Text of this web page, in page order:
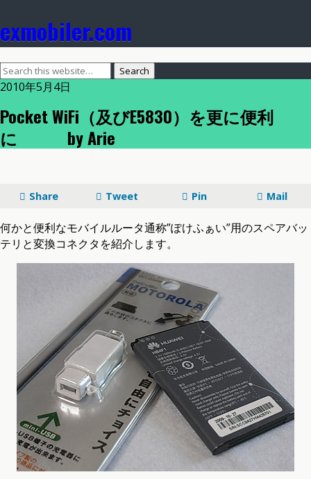
exmobiler.com
2010年5月4日
Pocket WiFi（及びE5830）を更に便利
に by Arie
Share Tweet Pin Mail
何かと便利なモバイルルータ通称”ぽけふぁい”用のスペアバッ
テリと変換コネクタを紹介します。